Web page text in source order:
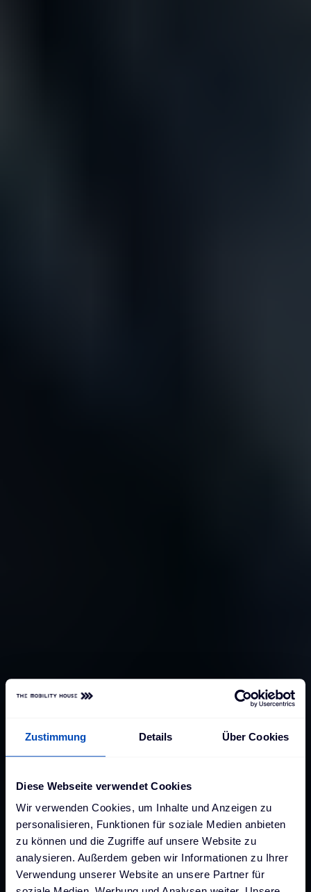
Zustimmung Details Über Cookies
Diese Webseite verwendet Cookies
Wir verwenden Cookies, um Inhalte und Anzeigen zu
personalisieren, Funktionen für soziale Medien anbieten
zu können und die Zugriffe auf unsere Website zu
analysieren. Außerdem geben wir Informationen zu Ihrer
Verwendung unserer Website an unsere Partner für